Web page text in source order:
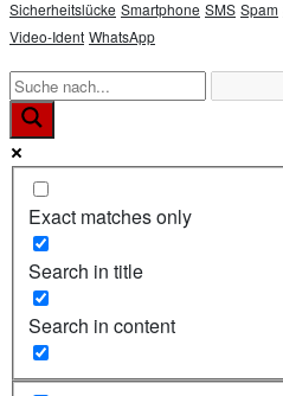
Sicherheitslücke Smartphone SMS Spam
Video-Ident WhatsApp
Exact matches only
Search in title
Search in content